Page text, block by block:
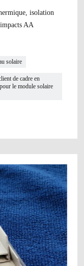
isolation
AA
solaire
de cadre en
le module solaire